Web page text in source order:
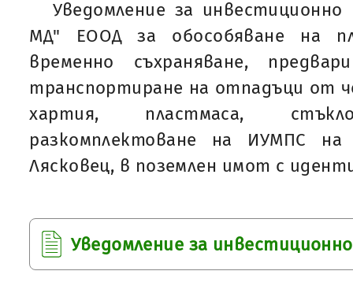
Уведомление за
МД" ЕООД за обособяване на
временно съхраняване,
транспортиране на отпадъци от
хартия, пластмаса,
разкомплектоване на ИУМПС
Лясковец, в поземлен имот с
Уведомление за